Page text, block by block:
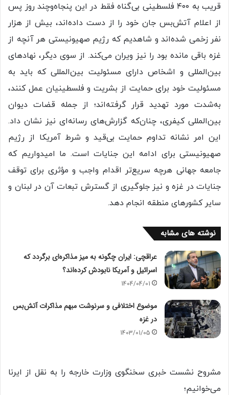
قریب به ۴۰۰ فلسطینی بی‌گناه فقط در این پنجاه‌وچند روز پس
از اعلام آتش‌بس جان خود را از دست داده‌اند، بیش از هزار
نفر زخمی شده‌اند و شاهدیم که رژیم صهیونیستی هر آنچه از
غزه باقی مانده بود را نیز ویران می‌کند. از سوی دیگر، نهادهای
بین‌المللی و اشخاص دارای مسئولیت بین‌المللی که باید به
مسئولیت خود برای حمایت از بشریت و فلسطینیان عمل کنند،
به‌شدت مورد تهدید قرار گرفته‌اند؛ از جمله قضات دیوان
بین‌المللی کیفری، چنان‌که گزارش‌های رسانه‌ای نیز نشان داد.
این امر نشانه تداوم حمایت بی‌قید و شرط آمریکا از رژیم
صهیونیستی برای ادامه این جنایات است. ما امیدواریم که
جامعه جهانی هرچه سریع‌تر اقدام واجب و مؤثری برای توقف
جنایات در غزه و نیز جلوگیری از گسترش تبعات آن در لبنان و
سایر کشورهای منطقه انجام دهد.
نوشته های مشابه
عراقچی: ایران چگونه به میز مذاکره‌ای برگردد که
اسرائیل و آمریکا نابودش کرده‌اند؟
1404/04/01
موضوع اختلافی و سرنوشت مبهم مذاکرات آتش‌بس
در غزه
1403/01/05
مشروح نشست خبری سخنگوی وزارت خارجه را به نقل از ایرنا
می‌خوانیم؛